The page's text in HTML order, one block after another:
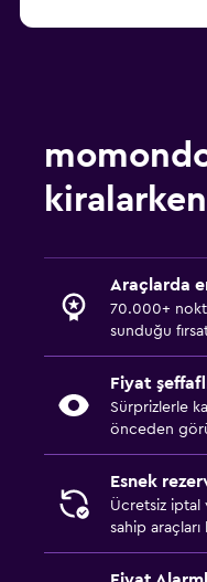
Araçlarda
70.000+
sunduğu
Fiyat
Sürprizlerle
önceden
Esnek
Ücretsiz iptal
sahip araçları